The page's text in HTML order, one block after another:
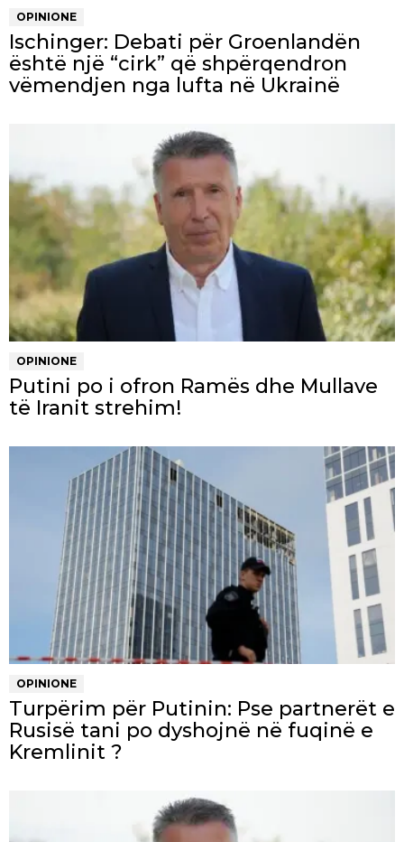
OPINIONE
Ischinger: Debati për Groenlandën
është një “cirk” që shpërqendron
vëmendjen nga lufta në Ukrainë
OPINIONE
Putini po i ofron Ramës dhe Mullave
të Iranit strehim!
OPINIONE
Turpërim për Putinin: Pse partnerët e
Rusisë tani po dyshojnë në fuqinë e
Kremlinit ?